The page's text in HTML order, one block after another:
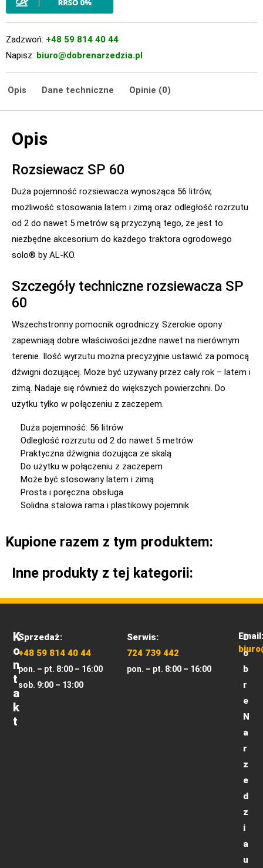
Zadzwoń: +48 59 814 40 44
Napisz: biuro@dobrenarzedzia.pl
Opis Dane techniczne Opinie (0)
Opis
Rozsiewacz SP 60
Duża pojemność rozsiewacza wynosząca 56 litrów,
możliwość stosowania latem i zimą oraz odległość rozrzutu
od 2 do nawet 5 metrów są przyczyną tego, że jest to
niezbędne akcesorium do każdego traktora ogrodowego
solo® by AL-KO.
Szczegóły techniczne rozsiewacza SP
60
Wszechstronny pomocnik ogrodniczy. Szerokie opony
zapewniają dobre właściwości jezdne nawet na nierównym
terenie. Ilość wyrzutu można precyzyjnie ustawić za pomocą
dźwigni dozującej. Może być używany przez cały rok – latem i
zimą. Nadaje się również do większych powierzchni. Do
użytku tylko w połączeniu z zaczepem.
Duża pojemność: 56 litrów
Odległość rozrzutu od 2 do nawet 5 metrów
Praktyczna dźwignia dozująca ze skalą
Do użytku w połączeniu z zaczepem
Może być stosowany latem i zimą
Prosta i poręczna obsługa
Solidna stalowa rama i plastikowy pojemnik
Kupione razem z tym produktem:
Inne produkty z tej kategorii:
K
O
N
T
A
K
T
Sprzedaż:
+48 59 814 40 44
pon. – pt. 8:00 – 16:00
sob. 9:00 – 13:00
Serwis:
724 739 442
pon. – pt. 8:00 – 16:00
Email:
D
o
b
r
e
N
a
r
z
e
d
z
i
a
u